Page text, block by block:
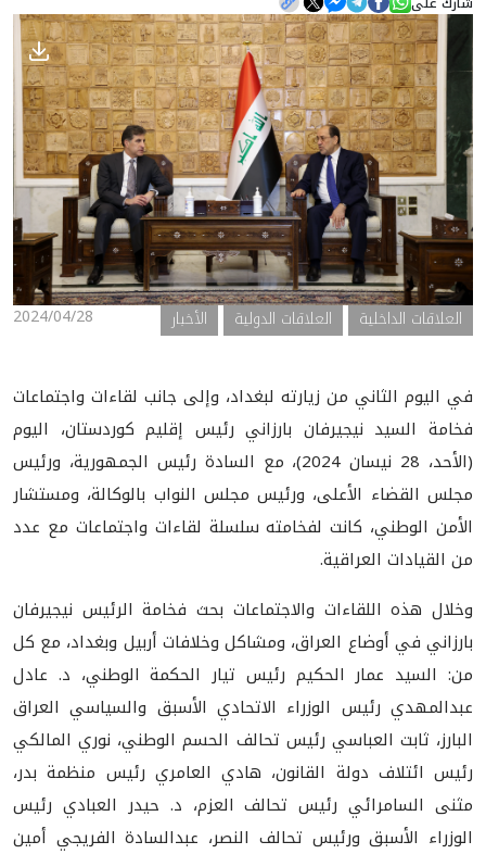
الأخبار
المعرض
2024/04/28 العلاقات الداخلية العلاقات الدولية الأخبار
في اليوم الثاني من زيارته لبغداد، وإلى جانب لقاءات واجتماعات
فخامة السيد نيجيرفان بارزاني رئيس إقليم كوردستان، اليوم
(الأحد، 28 نيسان 2024)، مع السادة رئيس الجمهورية، ورئيس
مجلس القضاء الأعلى، ورئيس مجلس النواب بالوكالة، ومستشار
الأمن الوطني، كانت لفخامته سلسلة لقاءات واجتماعات مع عدد
من القيادات العراقية.
وخلال هذه اللقاءات والاجتماعات بحث فخامة الرئيس نيجيرفان
بارزاني في أوضاع العراق، ومشاكل وخلافات أربيل وبغداد، مع كل
من: السيد عمار الحكيم رئيس تيار الحكمة الوطني، د. عادل
عبدالمهدي رئيس الوزراء الاتحادي الأسبق والسياسي العراق
البارز، ثابت العباسي رئيس تحالف الحسم الوطني، نوري المالكي
رئيس ائتلاف دولة القانون، هادي العامري رئيس منظمة بدر،
مثنى السامرائي رئيس تحالف العزم، د. حيدر العبادي رئيس
الوزراء الأسبق ورئيس تحالف النصر، عبدالسادة الفريجي أمين